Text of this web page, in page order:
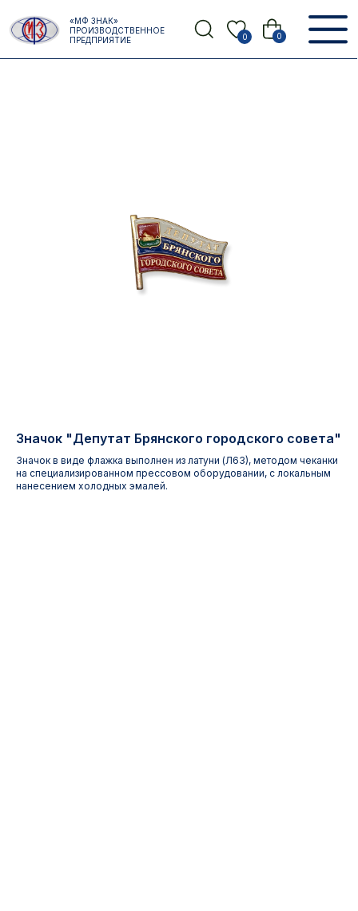
0
«МФ ЗНАК»
ПРОИЗВОДСТВЕННОЕ
ПРЕДПРИЯТИЕ
Назад
Значок "Депутат Брянского городского совета"
Значок в виде флажка выполнен из латуни (Л63), методом чеканки
на специализированном прессовом оборудовании, с локальным
нанесением холодных эмалей.